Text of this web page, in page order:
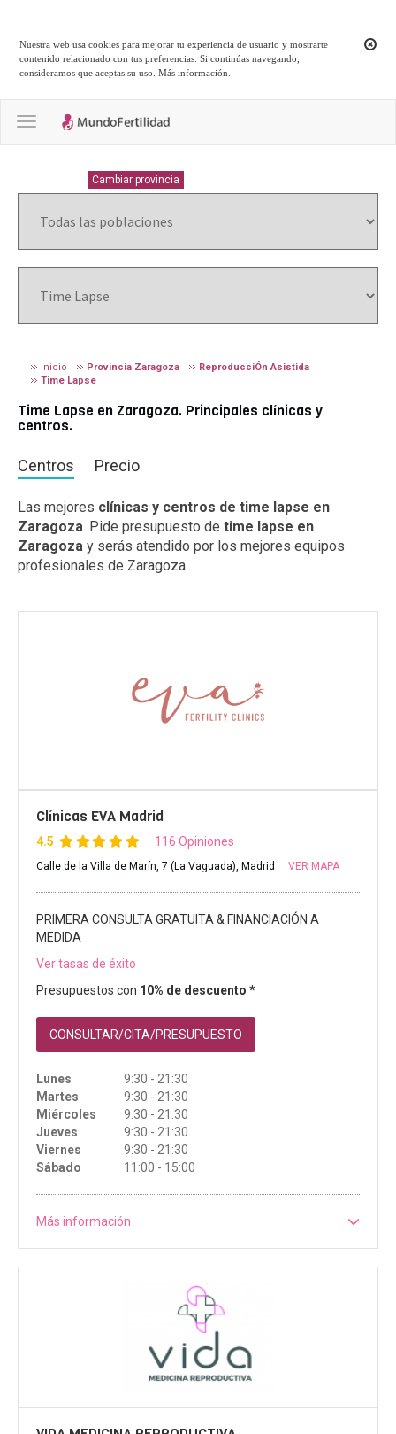
Nuestra web usa cookies para mejorar tu experiencia de usuario y mostrarte
contenido relacionado con tus preferencias. Si continúas navegando,
consideramos que aceptas su uso.Más información
Toggle navigation
Cambiar provincia
Inicio Provincia Zaragoza
ReproducciÓn Asistida
Time Lapse
Time Lapse en Zaragoza. Principales clínicas y
centros.
Centros Precio
Las mejores clínicas y centros de time lapse en
Zaragoza. Pide presupuesto de time lapse en
Zaragoza y serás atendido por los mejores equipos
profesionales de Zaragoza.
Clínicas EVA Madrid
4.5 116 Opiniones
Calle de la Villa de Marín, 7 (La Vaguada), Madrid VER MAPA
PRIMERA CONSULTA GRATUITA & FINANCIACIÓN A
MEDIDA
Ver tasas de éxito
Presupuestos con 10% de descuento *
CONSULTAR/CITA/PRESUPUESTO
Lunes
9:30 - 21:30
Martes
9:30 - 21:30
Miércoles
9:30 - 21:30
Jueves
9:30 - 21:30
Viernes
9:30 - 21:30
Sábado
11:00 - 15:00
Más información